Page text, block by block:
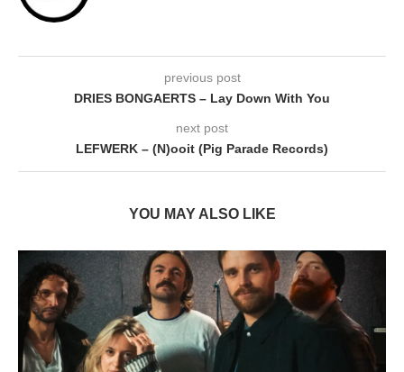
previous post
DRIES BONGAERTS – Lay Down With You
next post
LEFWERK – (N)ooit (Pig Parade Records)
YOU MAY ALSO LIKE